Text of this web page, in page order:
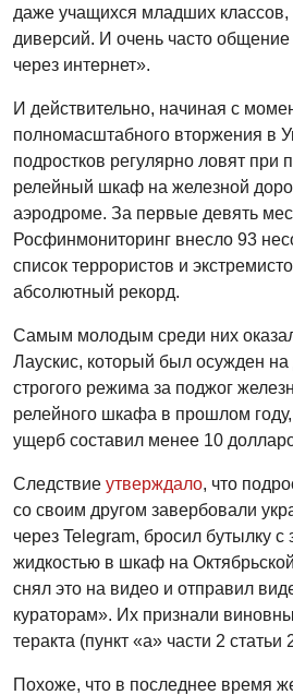
даже учащихся младших
диверсий. И очень часто общение
через интернет».
И действительно, начиная с
полномасштабного вторжения в
подростков регулярно ловят при
релейный шкаф на железной
аэродроме. За первые девять
Росфинмониторинг внесло 93
список террористов и
абсолютный рекорд.
Самым молодым среди них
Лаускис, который был осужден на
строгого режима за поджог
релейного шкафа в прошлом
ущерб составил менее 10
Следствие утверждало, что
со своим другом завербовали
через Telegram, бросил бутылку с
жидкостью в шкаф на
снял это на видео и отправил
кураторам». Их признали
теракта (пункт «а» части 2 статьи
Похоже, что в последнее время